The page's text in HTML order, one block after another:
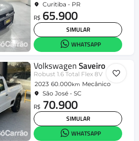
Curitiba - PR
R$ 65.900
SIMULAR
WHATSAPP
VolkswagenSaveiro
Robust 1.6 Total Flex 8V
2023 60.000km Mecânico
São José - SC
R$ 70.900
SIMULAR
WHATSAPP